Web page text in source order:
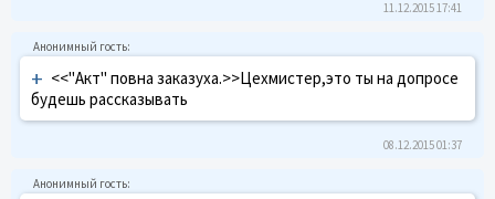
11.12.2015 17:41
+ <<"Акт" повна заказуха.>>Цехмистер,это ты на допросе
будешь рассказывать
08.12.2015 01:37